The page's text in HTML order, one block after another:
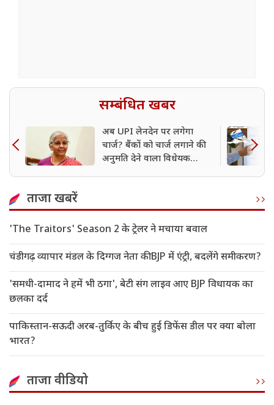
सम्बंधित खबर
अब UPI लेनदेन पर लगेगा
चार्ज? बैंकों को चार्ज लगाने की
अनुमति देने वाला विधेयक
ताजा खबरें
'The Traitors' Season 2 के ट्रेलर ने मचाया बवाल
चंडीगढ़ व्यापार मंडल के दिग्गज नेता की BJP में एंट्री, बदलेंगे समीकरण?
'समधी-दामाद ने हमें भी ठगा', बेटी संग लाइव आए BJP विधायक का
छलका दर्द
पाकिस्तान-सऊदी अरब-तुर्किए के बीच हुई डिफेंस डील पर क्या बोला
भारत?
ताजा वीडियो